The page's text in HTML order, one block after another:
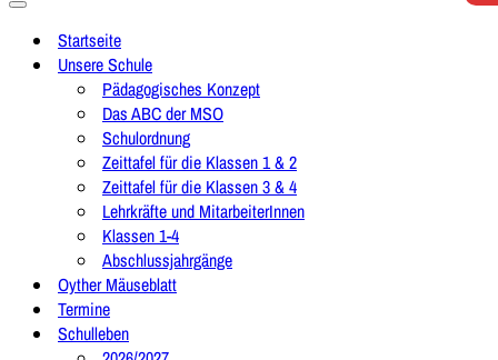
Navigationsmenü
Startseite
Unsere Schule
Pädagogisches Konzept
Das ABC der MSO
Schulordnung
Zeittafel für die Klassen 1 & 2
Zeittafel für die Klassen 3 & 4
Lehrkräfte und MitarbeiterInnen
Klassen 1-4
Abschlussjahrgänge
Oyther Mäuseblatt
Termine
Schulleben